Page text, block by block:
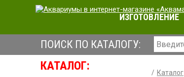
ИЗГОТОВЛЕНИЕ
ПОИСК ПО КАТАЛОГУ:
КАТАЛОГ: Каталог